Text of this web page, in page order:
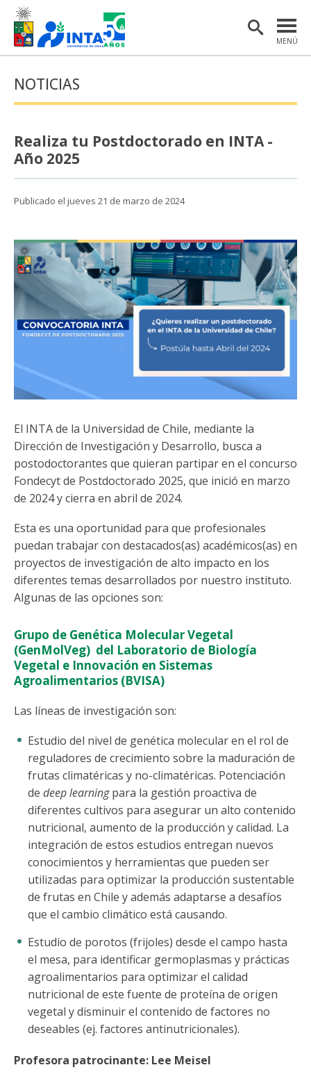
MENÚ
INSTITUTO
EXTENSIÓN Y COMUNICACIONES
ENGLISH
Estudiantes
Académicas/os
Funcionarias/os
NOTICIAS
Realiza tu Postdoctorado en INTA -
Año 2025
Publicado el jueves 21 de marzo de 2024
El INTA de la Universidad de Chile, mediante la
Dirección de Investigación y Desarrollo, busca a
postodoctorantes que quieran partipar en el concurso
Fondecyt de Postdoctorado 2025, que inició en marzo
de 2024 y cierra en abril de 2024.
Esta es una oportunidad para que profesionales
puedan trabajar con destacados(as) académicos(as) en
proyectos de investigación de alto impacto en los
diferentes temas desarrollados por nuestro instituto.
Algunas de las opciones son:
Grupo de Genética Molecular Vegetal
(GenMolVeg) del Laboratorio de Biología
Vegetal e Innovación en Sistemas
Agroalimentarios (BVISA)
Las líneas de investigación son:
Estudio del nivel de genética molecular en el rol de
reguladores de crecimiento sobre la maduración de
frutas climatéricas y no-climatéricas. Potenciación
de deep learningpara la gestión proactiva de
diferentes cultivos para asegurar un alto contenido
nutricional, aumento de la producción y calidad. La
integración de estos estudios entregan nuevos
conocimientos y herramientas que pueden ser
utilizadas para optimizar la producción sustentable
de frutas en Chile y además adaptarse a desafíos
que el cambio climático está causando.
Estudio de porotos (frijoles) desde el campo hasta
el mesa, para identificar germoplasmas y prácticas
agroalimentarios para optimizar el calidad
nutricional de este fuente de proteína de origen
vegetal y disminuir el contenido de factores no
deseables (ej. factores antinutricionales).
Profesora patrocinante: Lee Meisel